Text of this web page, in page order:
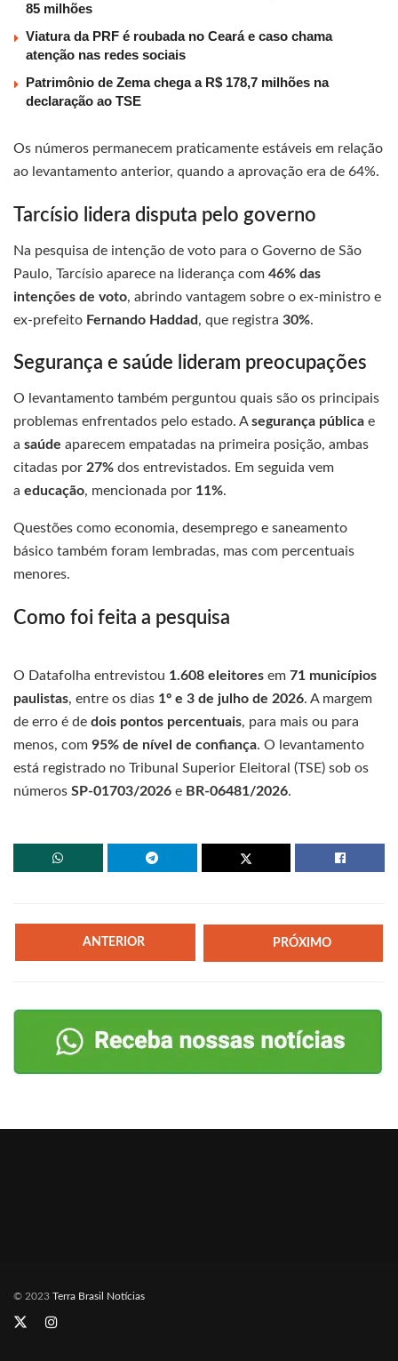
85 milhões
Viatura da PRF é roubada no Ceará e caso chama
atenção nas redes sociais
Patrimônio de Zema chega a R$ 178,7 milhões na
declaração ao TSE
Os números permanecem praticamente estáveis em relação
ao levantamento anterior, quando a aprovação era de 64%.
Tarcísio lidera disputa pelo governo
Na pesquisa de intenção de voto para o Governo de São
Paulo, Tarcísio aparece na liderança com 46% das
intenções de voto, abrindo vantagem sobre o ex-ministro e
ex-prefeito Fernando Haddad, que registra 30%.
Segurança e saúde lideram preocupações
O levantamento também perguntou quais são os principais
problemas enfrentados pelo estado. Asegurança pública e
a saúde aparecem empatadas na primeira posição, ambas
citadas por 27% dos entrevistados. Em seguida vem
a educação, mencionada por 11%.
Questões como economia, desemprego e saneamento
básico também foram lembradas, mas com percentuais
menores.
Como foi feita a pesquisa
O Datafolha entrevistou 1.608 eleitores em 71 municípios
paulistas, entre os dias 1º e 3 de julho de 2026. A margem
de erro é de dois pontos percentuais, para mais ou para
menos, com 95% de nível de confiança. O levantamento
está registrado no Tribunal Superior Eleitoral (TSE) sob os
números SP-01703/2026 e BR-06481/2026.
ANTERIOR PRÓXIMO
© 2023 Terra Brasil Notícias